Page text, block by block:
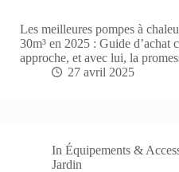
Les meilleures pompes à
30m³ en 2025 : Guide d’achat
approche, et avec lui, la
27 avril 2025
In Équipements &
Jardin